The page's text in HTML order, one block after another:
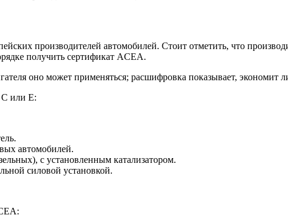
производителей автомобилей. Стоит отметить, что
получить сертификат ACEA.
оно может применяться; расшифровка показывает, экономит
С или Е:
автомобилей.
с установленным катализатором.
силовой установкой.